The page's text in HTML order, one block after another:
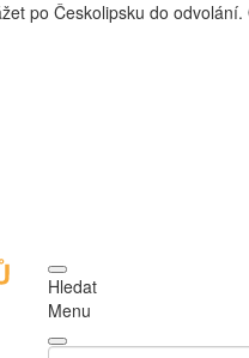
potraviny online,
po Českolipsku do
Hledat
Menu